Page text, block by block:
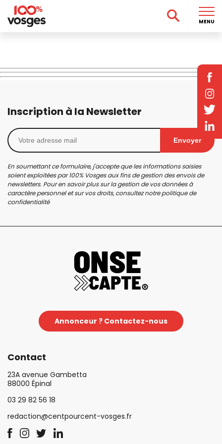
Inscription à la Newsletter
Envoyer
En soumettant ce formulaire, j'accepte que les informations saisies
soient exploitées par 100% Vosges aux fins de gestion des envois de
newsletters. Pour en savoir plus sur la gestion de vos données à
caractère personnel et sur vos droits, consultez notrepolitique de
confidentialité
Annonceur ? Contactez-nous
Contact
23A avenue Gambetta
88000 Épinal
03 29 82 56 18
redaction@centpourcent-vosges.fr
MENU